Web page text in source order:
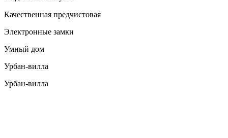
Качественная предчистовая
Электронные замки
Умный дом
Урбан-вилла
Урбан-вилла